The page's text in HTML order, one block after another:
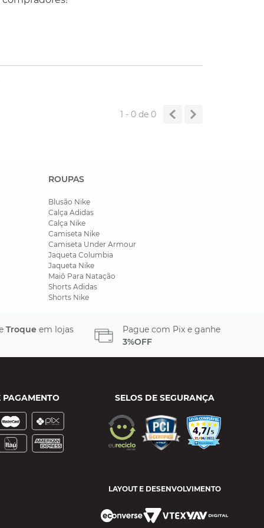
1 - 0de 0
ROUPAS
Blusão Nike
Calça Adidas
Calça Nike
Camiseta Nike
Camiseta Under Armour
Jaqueta Columbia
Jaqueta Nike
Maiô Para Natação
Shorts Adidas
Shorts Nike
Troque em lojas
Pague com Pix e ganhe
3%OFF
PAGAMENTO SELOS DE SEGURANÇA
LAYOUT E DESENVOLVIMENTO